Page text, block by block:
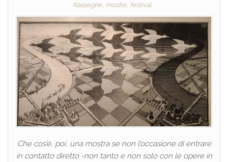
Rassegne, mostre, festival
Che cos’è, poi, una mostra se non l’occasione di entrare
in contatto diretto -non tanto e non solo con le opere in